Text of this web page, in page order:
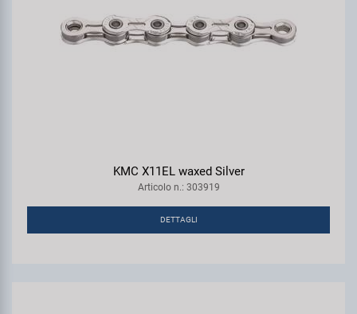
KMC X11EL waxed Silver
Articolo n.: 303919
DETTAGLI